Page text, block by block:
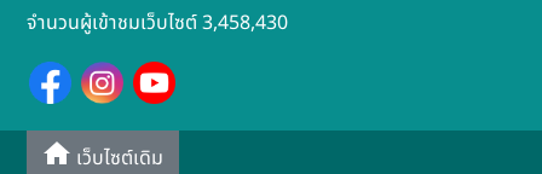
จำนวนผู้เข้าชมเว็บไซต์ 3,458,430
เว็บไซต์เดิม